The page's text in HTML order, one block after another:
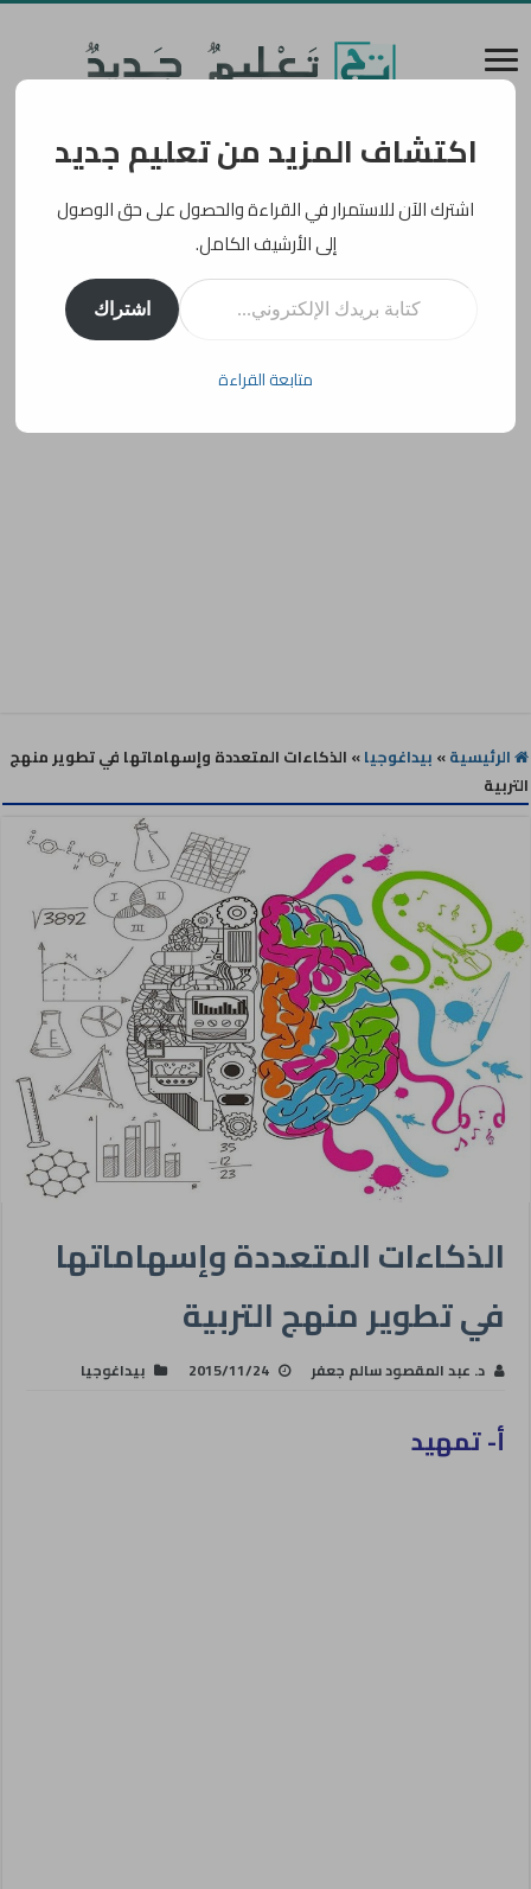
الرئيسية» بيداغوجيا» الذكاءات المتعددة وإسهاماتها في تطوير منهج
التربية
الذكاءات المتعددة وإسهاماتها
في تطوير منهج التربية
د. عبد المقصود سالم جعفر 2015/11/24 بيداغوجيا
أ- تمهيد
اكتشاف المزيد من تعليم جديد
اشترك الآن للاستمرار في القراءة والحصول على حق الوصول
إلى الأرشيف الكامل.
كتابة بريدك الإلكتروني...
اشتراك
متابعة القراءة